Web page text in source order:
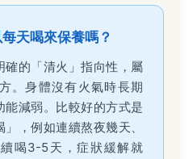
天喝來保養嗎？
確的「清火」指向性，屬
。身體沒有火氣時長期
能減弱。比較好的方式是
」，例如連續熬夜幾天、
喝3-5天，症狀緩解就